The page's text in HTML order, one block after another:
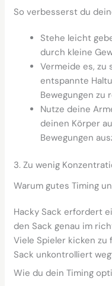
So verbesserst du
Stehe leicht
durch kleine
Vermeide es, zu
entspannte
Bewegungen zu
Nutze deine
deinen Körper
Bewegungen
3. Zu wenig
Warum gutes Timing
Hacky Sack erfordert
den Sack genau im
Viele Spieler kicken
Sack unkontrolliert
Wie du dein Timing